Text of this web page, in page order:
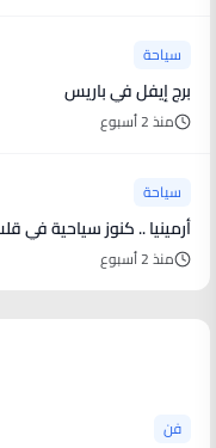
سياحة
برج إيفل في باريس
منذ 2 أسبوع
سياحة
أرمينيا .. كنوز سياحية في قلب القوقاز
منذ 2 أسبوع
فن